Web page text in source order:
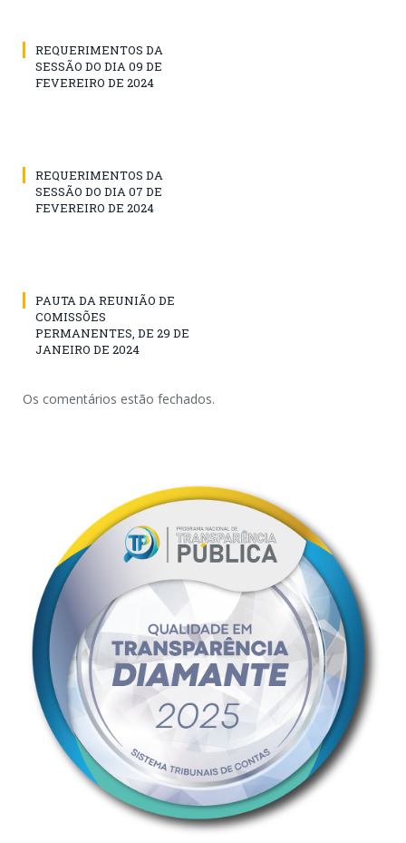
REQUERIMENTOS DA
SESSÃO DO DIA 09 DE
FEVEREIRO DE 2024
REQUERIMENTOS DA
SESSÃO DO DIA 07 DE
FEVEREIRO DE 2024
PAUTA DA REUNIÃO DE
COMISSÕES
PERMANENTES, DE 29 DE
JANEIRO DE 2024
Os comentários estão fechados.